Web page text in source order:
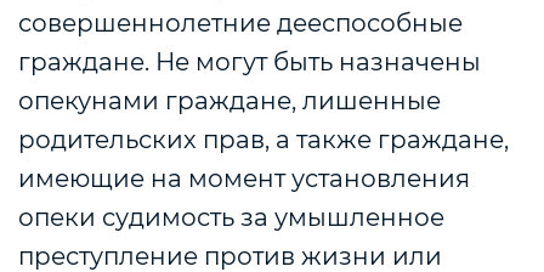
совершеннолетние дееспособные
граждане. Не могут быть назначены
опекунами граждане, лишенные
родительских прав, а также граждане,
имеющие на момент установления
опеки судимость за умышленное
преступление против жизни или